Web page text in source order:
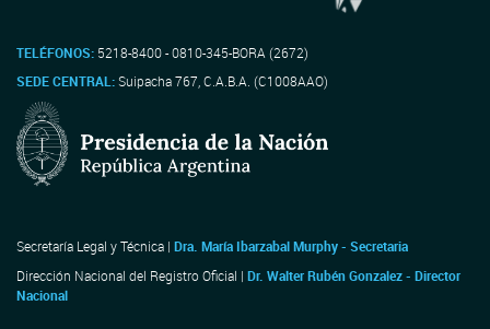
TELÉFONOS: 5218-8400 - 0810-345-BORA (2672)
SEDE CENTRAL:Suipacha 767, C.A.B.A. (C1008AAO)
Secretaría Legal y Técnica | Dra. María Ibarzabal Murphy - Secretaria
Dirección Nacional del Registro Oficial | Dr. Walter Rubén Gonzalez - Director
Nacional